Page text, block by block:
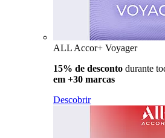
ALL Accor+ Voyager
15% de desconto durante
em +30 marcas
Descobrir